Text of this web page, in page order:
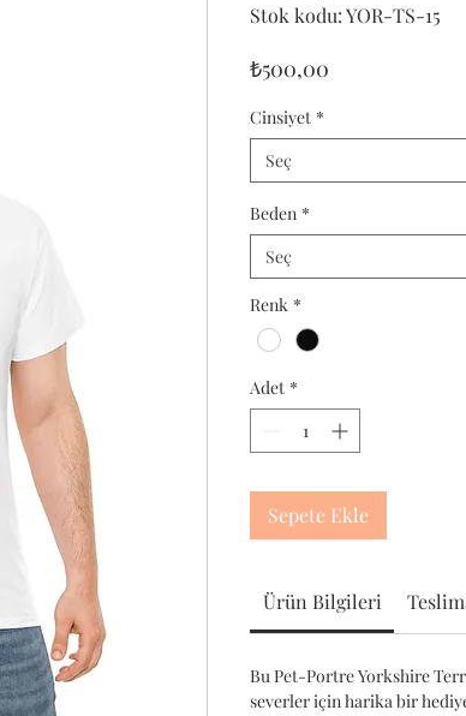
Stok kodu: YOR-TS-15
₺500,00
Cinsiyet *
Seç
Beden *
Seç
Renk *
Adet *
Sepete Ekle
Ürün Bilgileri
Bu Pet-Portre Yorkshire
severler için harika bir